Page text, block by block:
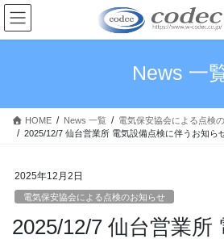
コ
ン
テ
ス
ナ
ビ
ゲ
ン
News 一
HOME News 一覧
電気保安協会による点検
2025/12/7 仙台営業所 電気設備点検に伴うお知ら
2025年12月2日
電気保安協会による点検のお知らせ
2025/12/7 仙台営業所 電気設備点検